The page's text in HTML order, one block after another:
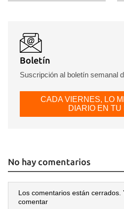
Boletín
Suscripción al boletín semanal
CADA VIERNES, LO
DIARIO EN TU
No hay comentarios
Los comentarios están cerrados.
comentar